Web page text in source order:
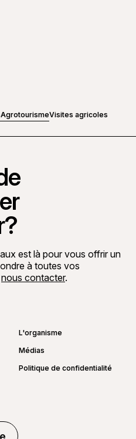
AgrotourismeVisites agricoles
est là pour vous offrir un
à toutes vos
nous contacter.
L'organisme
Médias
Politique de confidentialité